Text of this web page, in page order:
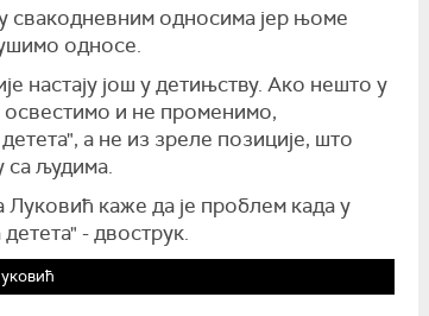
свакодневним односима јер њоме
односе.
настају још у детињству. Ако нешто у
освестимо и не променимо,
а не из зреле позиције, што
са људима.
каже да је проблем када у
- двострук.